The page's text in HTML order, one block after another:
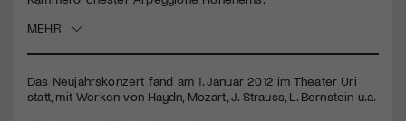
MEHR
Das Neujahrskonzert fand am 1. Januar 2012 im Theater Uri
statt, mit Werken von Haydn, Mozart, J. Strauss, L. Bernstein u.a.